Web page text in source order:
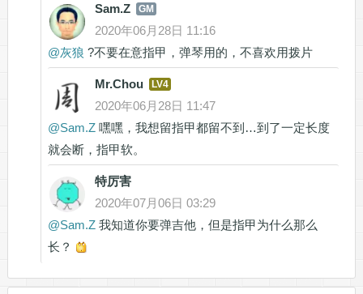
Sam.Z GM
2020年06月28日 11:16
@灰狼 ?不要在意指甲，弹琴用的，不喜欢用拨片
Mr.Chou LV4
2020年06月28日 11:47
@Sam.Z嘿嘿，我想留指甲都留不到…到了一定长度
就会断，指甲软。
特厉害
2020年07月06日 03:29
@Sam.Z我知道你要弹吉他，但是指甲为什么那么
长？